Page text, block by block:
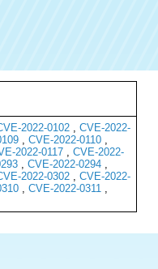
2022-0102, CVE-2022-
, CVE-2022-0110,
2022-0117, CVE-2022-
, CVE-2022-0294,
2022-0302, CVE-2022-
, CVE-2022-0311,